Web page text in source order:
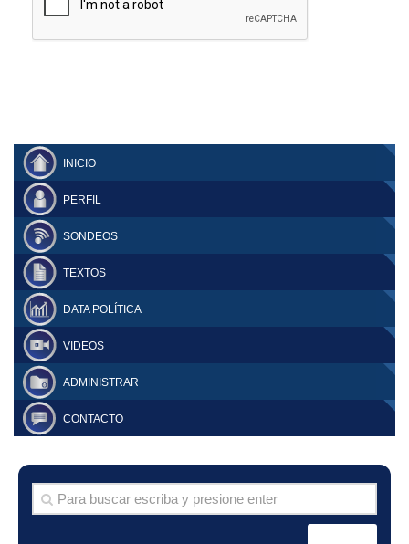
INICIO
PERFIL
SONDEOS
TEXTOS
DATA POLÍTICA
VIDEOS
ADMINISTRAR
CONTACTO